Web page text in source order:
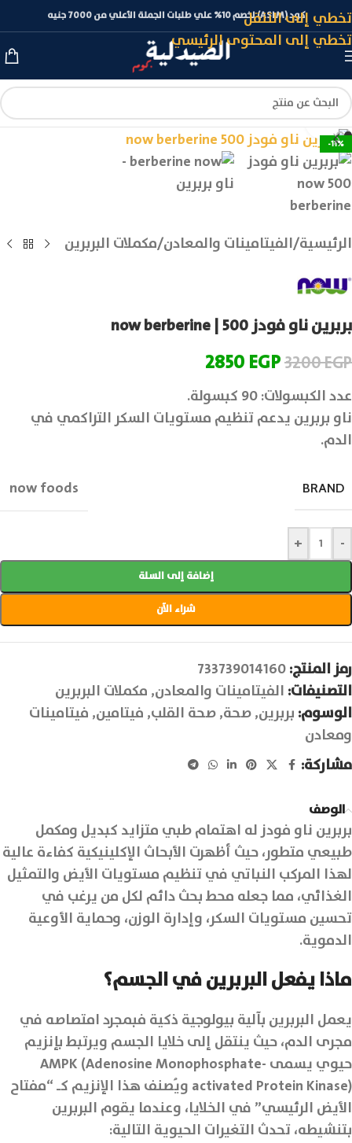
تخطي إلى التنقل
تخطي إلى المحتوى الرئيسي
كود (ASLM) لخصم 10% علي طلبات الجملة الأعلي من 7000 جنيه
-11%
انقر للتكبير
الرئيسية/الفيتامينات والمعادن/مكملات البربرين
بربرين ناو فودز 500 | now berberine
3200EGP
2850EGP
عدد الكبسولات: 90 كبسولة.
ناو بربرين يدعم تنظيم مستويات السكر التراكمي في
الدم.
BRAND
now foods
-
+
إضافة إلى السلة
شراء الآن
رمز المنتج:733739014160
التصنيفات: الفيتامينات والمعادن, مكملات البربرين
الوسوم: بربرين,صحة,صحة القلب, فيتامين, فيتامينات
ومعادن
مشاركة:
الوصف
بربرين ناو فودز له اهتمام طبي متزايد كبديل ومكمل
طبيعي متطور، حيث أظهرت الأبحاث الإكلينيكية كفاءة عالية
لهذا المركب النباتي في تنظيم مستويات الأيض والتمثيل
الغذائي، مما جعله محط بحث دائم لكل من يرغب في
تحسين مستويات السكر، وإدارة الوزن، وحماية الأوعية
الدموية.
ماذا يفعل البربرين في الجسم؟
يعمل البربرين بآلية بيولوجية ذكية فبمجرد امتصاصه في
مجرى الدم، حيث ينتقل إلى خلايا الجسم ويرتبط بإنزيم
حيوي يسمى AMPK (Adenosine Monophosphate-
activated Protein Kinase) ويُصنف هذا الإنزيم كـ “مفتاح
الأيض الرئيسي” في الخلايا، وعندما يقوم البربرين
بتنشيطه، تحدث التغيرات الحيوية التالية: